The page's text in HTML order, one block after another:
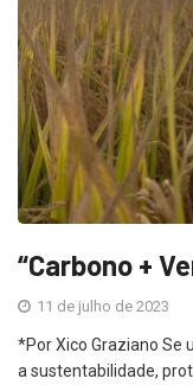
“Carbono +
11 de julho de 2023
*Por Xico Graziano Se
a sustentabilidade,